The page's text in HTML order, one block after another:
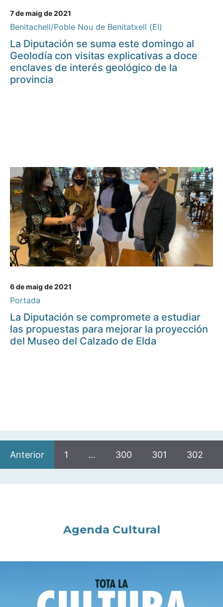
7 de maig de 2021
Benitachell/Poble Nou de Benitatxell (El)
La Diputación se suma este domingo al
Geolodía con visitas explicativas a doce
enclaves de interés geológico de la
provincia
6 de maig de 2021
Portada
La Diputación se compromete a estudiar
las propuestas para mejorar la proyección
del Museo del Calzado de Elda
Anterior 1 … 300 301 302
Agenda Cultural